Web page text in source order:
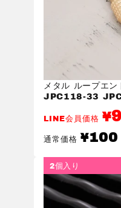
メタル ループエ
JPC118-33
LINE会員価格 ¥
通常価格
通
常
¥100
2個入り